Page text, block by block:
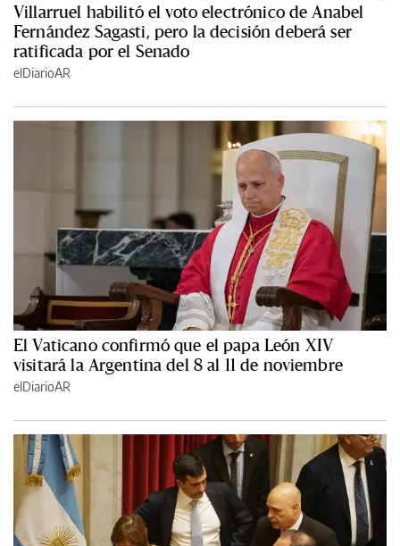
Villarruel habilitó el voto electrónico de Anabel
Fernández Sagasti, pero la decisión deberá ser
ratificada por el Senado
elDiarioAR
El Vaticano confirmó que el papa León XIV
visitará la Argentina del 8 al 11 de noviembre
elDiarioAR